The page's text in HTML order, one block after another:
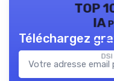
TOP
IA
Téléchargez